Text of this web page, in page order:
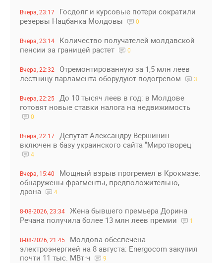
Вчера, 23:17
Госдолг и курсовые потери сократили
резервы Нацбанка Молдовы
0
Вчера, 23:14
Количество получателей молдавской
пенсии за границей растет
0
Вчера, 22:32
Отремонтированную за 1,5 млн леев
лестницу парламента оборудуют подогревом
3
Вчера, 22:25
До 10 тысяч леев в год: в Молдове
готовят новые ставки налога на недвижимость
0
Вчера, 22:17
Депутат Александру Вершинин
включен в базу украинского сайта "Миротворец"
4
Вчера, 15:40
Мощный взрыв прогремел в Крокмазе:
обнаружены фрагменты, предположительно,
дрона
4
8-08-2026, 23:34
Жена бывшего премьера Дорина
Речана получила более 13 млн леев премии
1
8-08-2026, 21:45
Молдова обеспечена
электроэнергией на 8 августа: Energocom закупил
почти 11 тыс. МВт·ч
9